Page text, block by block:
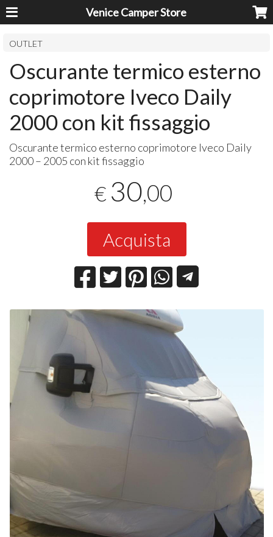
Venice Camper Store
OUTLET
Oscurante termico esterno
coprimotore Iveco Daily
2000 con kit fissaggio
Oscurante termico esterno coprimotore Iveco Daily
2000 – 2005 con kit fissaggio
€ 30,00
Acquista